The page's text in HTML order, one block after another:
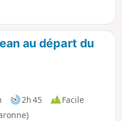
de voir
la
de
et de
d’un
au départ du
2h 45
Facile